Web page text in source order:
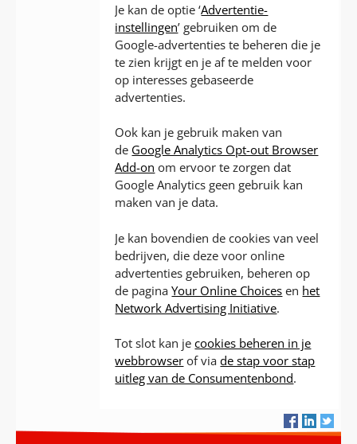
Je kan de optie ‘Advertentie-
instellingen’ gebruiken om de
Google-advertenties te beheren die je
te zien krijgt en je af te melden voor
op interesses gebaseerde
advertenties.
Ook kan je gebruik maken van
de Google Analytics Opt-out Browser
Add-on om ervoor te zorgen dat
Google Analytics geen gebruik kan
maken van je data.
Je kan bovendien de cookies van veel
bedrijven, die deze voor online
advertenties gebruiken, beheren op
de paginaYour Online Choices en het
Network Advertising Initiative.
Tot slot kan jecookies beheren in je
webbrowser of viade stap voor stap
uitleg van de Consumentenbond.